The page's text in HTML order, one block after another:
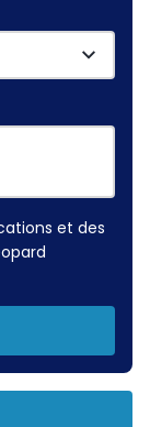
et des